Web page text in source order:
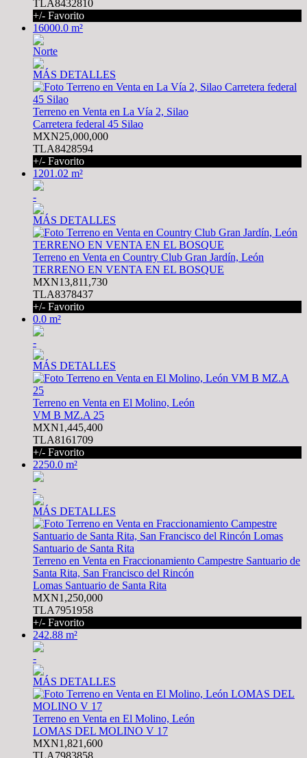
TLA8432810
+/- Favorito
16000.0 m²
Norte
MÁS DETALLES
Terreno en Venta en La Vía 2, Silao
Carretera federal 45 Silao
MXN25,000,000
TLA8428594
+/- Favorito
1201.02 m²
-
MÁS DETALLES
Terreno en Venta en Country Club Gran Jardín, León
TERRENO EN VENTA EN EL BOSQUE
MXN13,811,730
TLA8378437
+/- Favorito
0.0 m²
-
MÁS DETALLES
Terreno en Venta en El Molino, León
VM B MZ.A 25
MXN1,445,400
TLA8161709
+/- Favorito
2250.0 m²
-
MÁS DETALLES
Terreno en Venta en Fraccionamiento Campestre Santuario de
Santa Rita, San Francisco del Rincón
Lomas Santuario de Santa Rita
MXN1,250,000
TLA7951958
+/- Favorito
242.88 m²
-
MÁS DETALLES
Terreno en Venta en El Molino, León
LOMAS DEL MOLINO V 17
MXN1,821,600